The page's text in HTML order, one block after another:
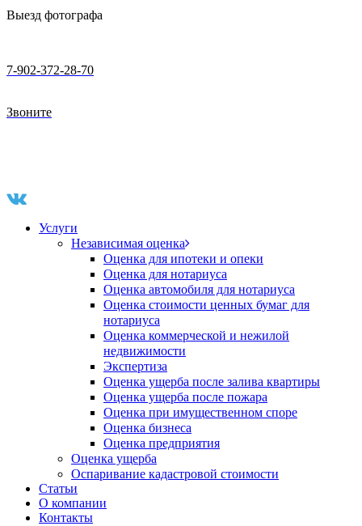
Выезд фотографа
7-902-372-28-70
Звоните
Услуги
Независимая оценка
Оценка для ипотеки и опеки
Оценка для нотариуса
Оценка автомобиля для нотариуса
Оценка стоимости ценных бумаг для
нотариуса
Оценка коммерческой и нежилой
недвижимости
Экспертиза
Оценка ущерба после залива квартиры
Оценка ущерба после пожара
Оценка при имущественном споре
Оценка бизнеса
Оценка предприятия
Оценка ущерба
Оспаривание кадастровой стоимости
Статьи
О компании
Контакты